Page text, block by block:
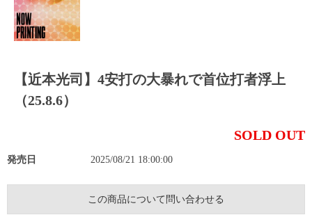
【近本光司】4安打の大暴れで首位打者浮上
（25.8.6）
SOLD OUT
発売日 2025/08/21 18:00:00
この商品について問い合わせる